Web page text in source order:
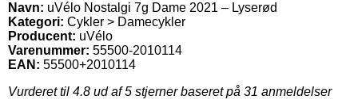
Navn: uVélo Nostalgi 7g Dame 2021 – Lyserød
Kategori: Cykler > Damecykler
Producent: uVélo
Varenummer: 55500-2010114
EAN: 55500+2010114
Vurderet til 4.8 ud af 5 stjerner baseret på 31 anmeldelser